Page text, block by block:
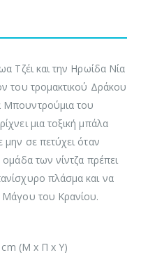
Τζέι και την Ηρωίδα Νία
του τρομακτικού Δράκου
του
μια τοξική μπάλα
μην σε πετύχει όταν
των νίντζα πρέπει
πλάσμα και να
Μάγου του Κρανίου.
cm (Μ x Π x Υ)